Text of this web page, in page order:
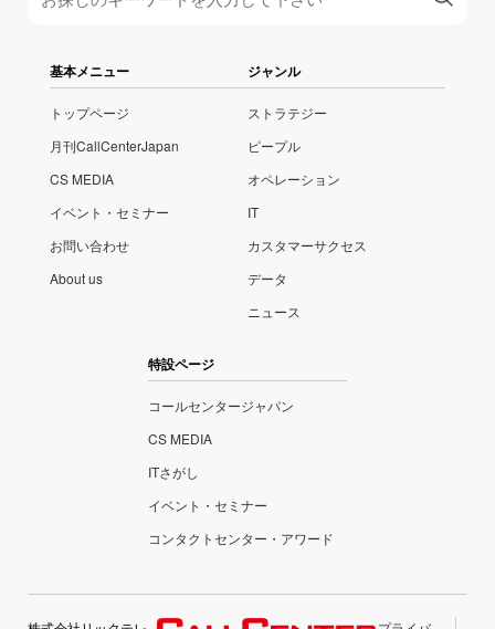
基本メニュー
トップページ
月刊CallCenterJapan
CS MEDIA
イベント・セミナー
お問い合わせ
About us
ジャンル
ストラテジー
ピープル
オペレーション
IT
カスタマーサクセス
データ
ニュース
特設ページ
コールセンタージャパン
CS MEDIA
ITさがし
イベント・セミナー
コンタクトセンター・アワード